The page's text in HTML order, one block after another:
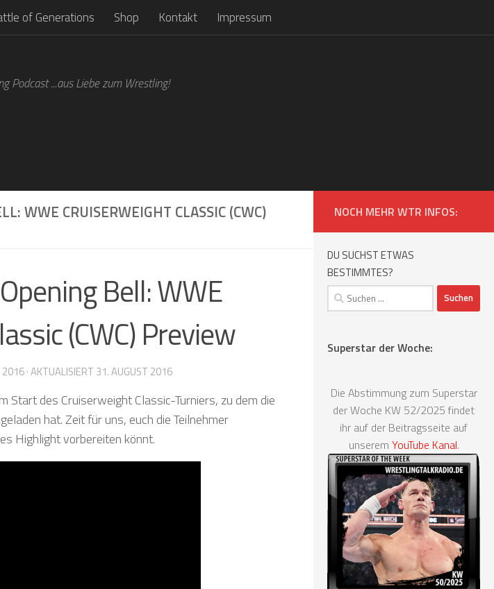
of Generations Shop Kontakt Impressum
Podcast ...aus Liebe zum Wrestling!
WWE CRUISERWEIGHT CLASSIC (CWC)
Bell: WWE
(CWC) Preview
2016· AKTUALISIERT 31. AUGUST 2016
Start des Cruiserweight Classic-Turniers, zu dem die
hat. Zeit für uns, euch die Teilnehmer
Highlight vorbereiten könnt.
NOCH MEHR WTR INFOS:
DU SUCHST ETWAS
BESTIMMTES?
Suchen
nach:
Superstar der Woche:
Die Abstimmung zum Superstar
der Woche KW 52/2025 findet
ihr auf der Beitragsseite auf
unserem YouTube Kanal.